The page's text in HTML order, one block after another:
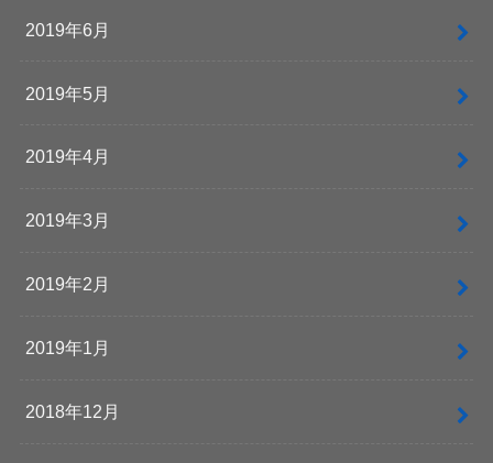
2019年6月
2019年5月
2019年4月
2019年3月
2019年2月
2019年1月
2018年12月